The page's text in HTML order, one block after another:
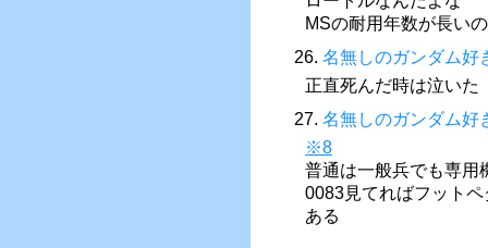
MSの耐用年数が長い
26. 名無しのガンダム好
正直死んだ時は泣いた
27. 名無しのガンダム好
※8
普通は一般兵でも専用
0083見てればフット
ある